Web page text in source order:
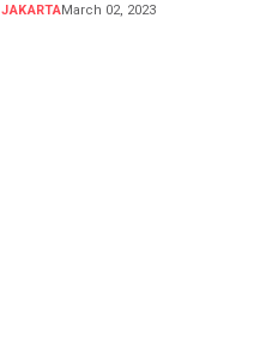
JAKARTAMarch 02, 2023